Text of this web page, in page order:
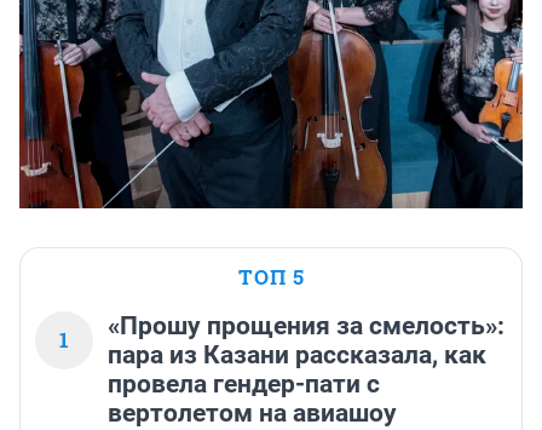
ТОП 5
1
«Прошу прощения за смелость»:
пара из Казани рассказала, как
провела гендер-пати с
вертолетом на авиашоу